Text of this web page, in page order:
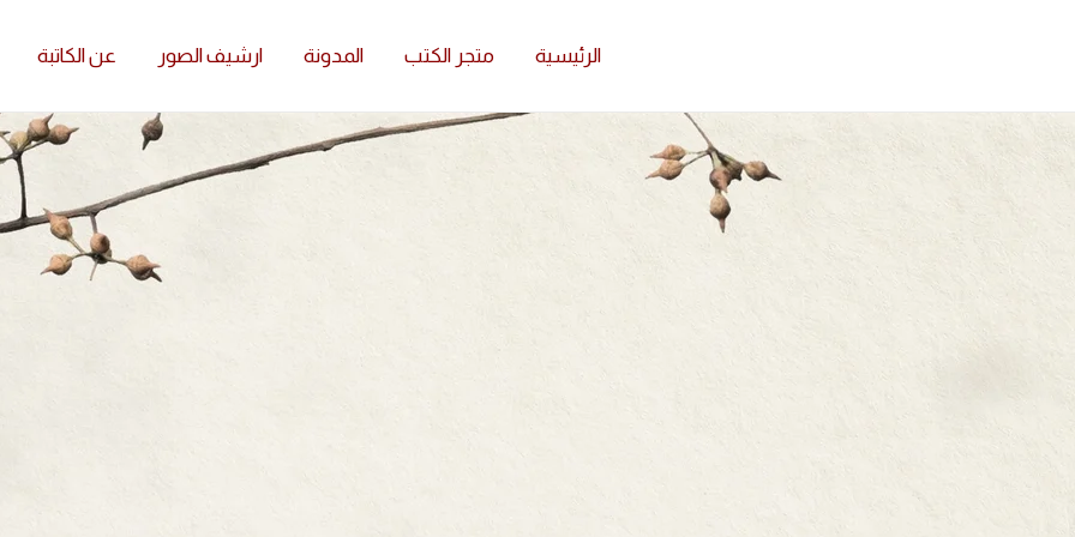
الرئيسية متجر الكتب المدونة ارشيف الصور عن الكاتبة